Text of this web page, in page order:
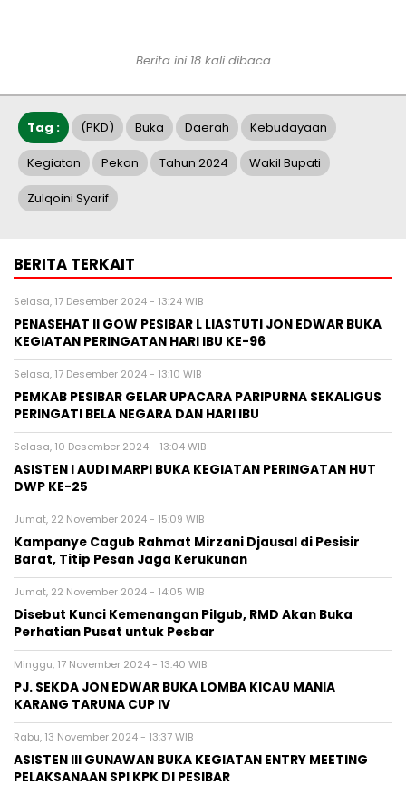
Berita ini 18 kali dibaca
Tag : (PKD) Buka Daerah Kebudayaan
Kegiatan Pekan Tahun 2024 Wakil Bupati
Zulqoini Syarif
BERITA TERKAIT
Selasa, 17 Desember 2024 - 13:24 WIB
PENASEHAT II GOW PESIBAR L LIASTUTI JON EDWAR BUKA
KEGIATAN PERINGATAN HARI IBU KE-96
Selasa, 17 Desember 2024 - 13:10 WIB
PEMKAB PESIBAR GELAR UPACARA PARIPURNA SEKALIGUS
PERINGATI BELA NEGARA DAN HARI IBU
Selasa, 10 Desember 2024 - 13:04 WIB
ASISTEN I AUDI MARPI BUKA KEGIATAN PERINGATAN HUT
DWP KE-25
Jumat, 22 November 2024 - 15:09 WIB
Kampanye Cagub Rahmat Mirzani Djausal di Pesisir
Barat, Titip Pesan Jaga Kerukunan
Jumat, 22 November 2024 - 14:05 WIB
Disebut Kunci Kemenangan Pilgub, RMD Akan Buka
Perhatian Pusat untuk Pesbar
Minggu, 17 November 2024 - 13:40 WIB
PJ. SEKDA JON EDWAR BUKA LOMBA KICAU MANIA
KARANG TARUNA CUP IV
Rabu, 13 November 2024 - 13:37 WIB
ASISTEN III GUNAWAN BUKA KEGIATAN ENTRY MEETING
PELAKSANAAN SPI KPK DI PESIBAR